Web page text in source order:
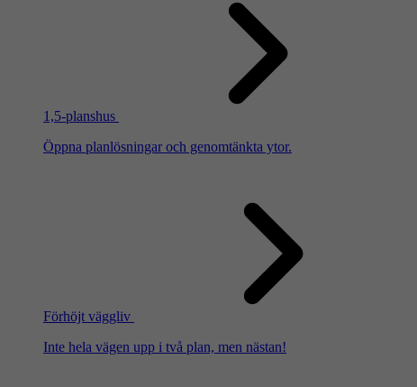
1,5-planshus
Öppna planlösningar och genomtänkta ytor.
Förhöjt väggliv
Inte hela vägen upp i två plan, men nästan!